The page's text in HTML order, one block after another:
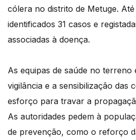
cólera no distrito de Metuge.
identificados 31 casos e
associadas à doença.
As equipas de saúde no
vigilância e a sensibilização das
esforço para travar a
As autoridades pedem à
de prevenção, como o reforço